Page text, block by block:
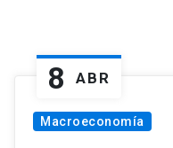
8 ABR
Macroeconomía